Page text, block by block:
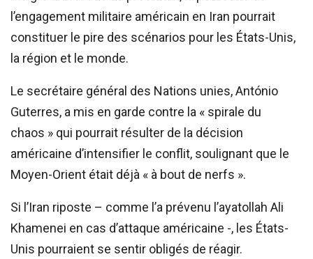
l’engagement militaire américain en Iran pourrait
constituer le pire des scénarios pour les États-Unis,
la région et le monde.
Le secrétaire général des Nations unies, António
Guterres, a mis en garde contre la « spirale du
chaos » qui pourrait résulter de la décision
américaine d’intensifier le conflit, soulignant que le
Moyen-Orient était déjà « à bout de nerfs ».
Si l’Iran riposte – comme l’a prévenu l’ayatollah Ali
Khamenei en cas d’attaque américaine -, les États-
Unis pourraient se sentir obligés de réagir.